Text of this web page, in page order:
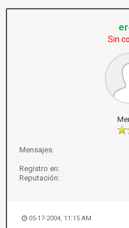
Sin
Mensajes:
Registro en:
Reputación:
05-17-2004, 11:15 AM